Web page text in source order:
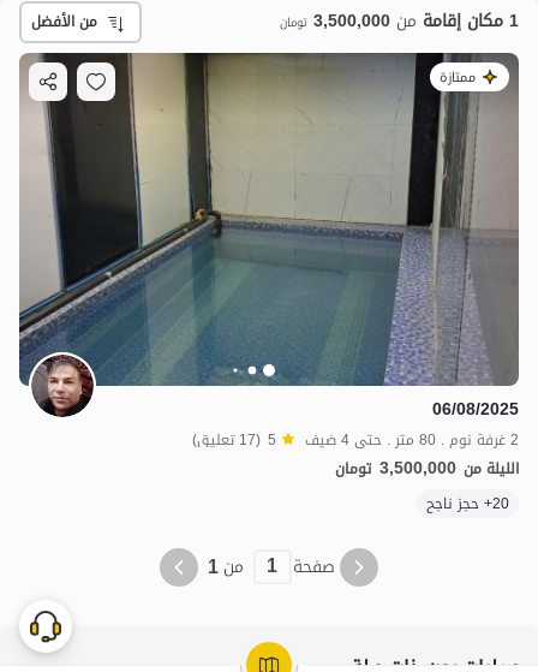
3.5
5
1 مكان إقامة من 3,500,000 تومان من الأفضل
ممتازة
06/08/2025
2 غرفة نوم . 80 متر . حتى 4 ضيف 5 (17 تعليق)
الليلة من 3,500,000 تومان
20+ حجز ناجح
صفحة 1 من1